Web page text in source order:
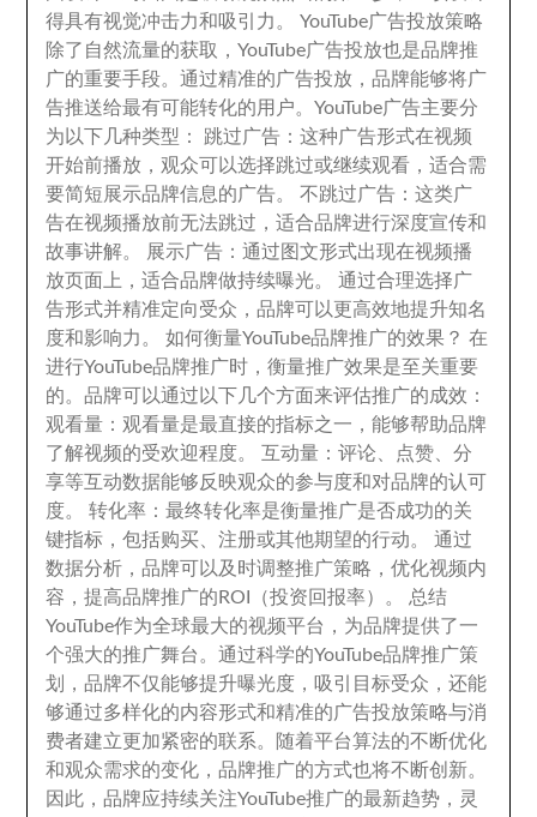
得具有视觉冲击力和吸引力 。YouTube广告投放策略
除了自然流量的获取 ，YouTube广告投放也是品牌推
广的重要手段。通过精准的广告投放 ，品牌能够将广
告推送给最有可能转化的用户。YouTube广告主要分
为以下几种类型 ： 跳过广告 ：这种广告形式在视频
开始前播放 ， 观众可以选择跳过或继续观看 ，适合需
要简短展示品牌信息的广告。不跳过广告 ：这类广
告在视频播放前无法跳过 ，适合品牌进行深度宣传和
故事讲解。 展示广告 ：通过图文形式出现在视频播
放页面上 ，适合品牌做持续曝光。通过合理选择广
告形式并精准定向受众 ，品牌可以更高效地提升知名
度和影响力 。如何衡量YouTube品牌推广的效果？ 在
进行YouTube品牌推广时 ，衡量推广效果是至关重要
的。品牌可以通过以下几个方面来评估推广的成效 ：
观看量 ： 观看量是最直接的指标之一 ，能够帮助品牌
了解视频的受欢迎程度。 互动量 ：评论 点赞 、分
享等互动数据能够反映观众的参与度和对品牌的认可
度。转化率 ：最终转化率是衡量推广是否成功的关
键指标 ，包括购买 、注册或其他期望的行动。通过
数据分析 ，品牌可以及时调整推广策略 ，优化视频内
容 ，提高品牌推广的ROI（投资回报率） 。 总结
YouTube作为全球最大的视频平台 ， 为品牌提供了一
个强大的推广舞台 。通过科学的YouTube品牌推广策
划
，品牌不仅能够提升曝光度 ， 吸引目标受众 ，还能
够通过多样化的内容形式和精准的广告投放策略与消
费者建立更加紧密的联系。 随着平台算法的不断优化
和观众需求的变化 ，品牌推广的方式也将不断创新。
因此 ，品牌应持续关注YouTube推广的最新趋势 ， 灵